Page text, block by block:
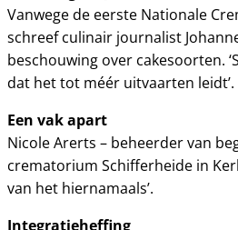
Vanwege de eerste Nationale
schreef culinair journalist
beschouwing over cakesoorten.
dat het tot méér uitvaarten leidt’.
Een vak apart
Nicole Arerts – beheerder van
crematorium Schifferheide in
van het hiernamaals’.
Integratieheffing